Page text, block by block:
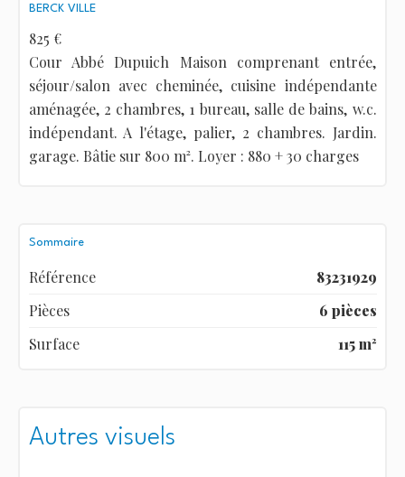
BERCK VILLE
825 €
Cour Abbé Dupuich Maison comprenant entrée,
séjour/salon avec cheminée, cuisine indépendante
aménagée, 2 chambres, 1 bureau, salle de bains, w.c.
indépendant. A l'étage, palier, 2 chambres. Jardin.
garage. Bâtie sur 800 m². Loyer : 880 + 30 charges
Sommaire
Référence
83231929
Pièces
6 pièces
Surface
115 m²
Autres visuels